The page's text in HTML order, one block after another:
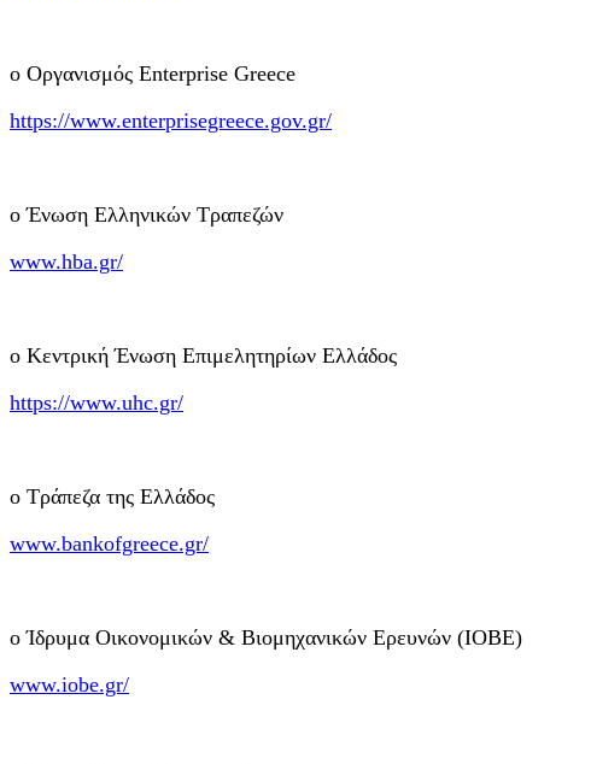
o Οργανισμός Enterprise Greece
https://www.enterprisegreece.gov.gr/
o Ένωση Ελληνικών Τραπεζών
www.hba.gr/
o Κεντρική Ένωση Επιμελητηρίων Ελλάδος
https://www.uhc.gr/
o Τράπεζα της Ελλάδος
www.bankofgreece.gr/
o Ίδρυμα Οικονομικών & Βιομηχανικών Ερευνών (IOBE)
www.iobe.gr/